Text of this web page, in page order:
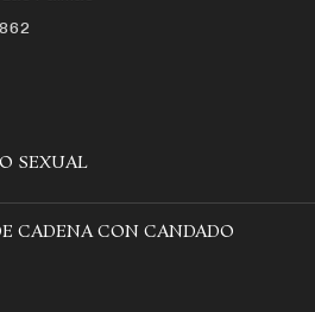
SEXUAL
CADENA CON CANDADO